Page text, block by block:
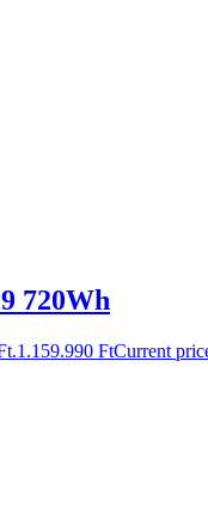
720Wh
1.159.990 FtCurrent